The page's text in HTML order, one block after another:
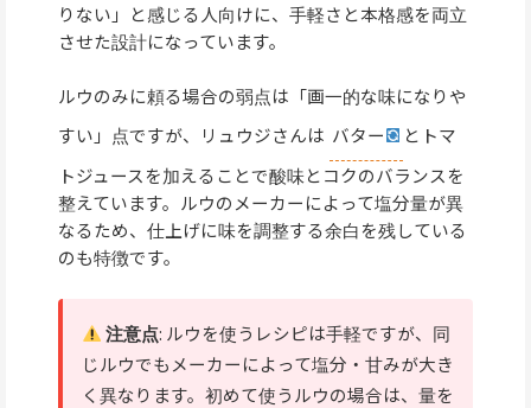
りない」と感じる人向けに、手軽さと本格感を両立
させた設計になっています。
ルウのみに頼る場合の弱点は「画一的な味になりや
すい」点ですが、リュウジさんは バター
とトマ
トジュースを加えることで酸味とコクのバランスを
整えています。ルウのメーカーによって塩分量が異
なるため、仕上げに味を調整する余白を残している
のも特徴です。
注意点: ルウを使うレシピは手軽ですが、同
じルウでもメーカーによって塩分・甘みが大き
く異なります。初めて使うルウの場合は、量を